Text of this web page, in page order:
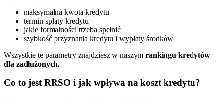
maksymalna kwota kredytu
termin spłaty kredytu
jakie formalności trzeba spełnić
szybkość przyznania kredytu i wypłaty środków
Wszystkie te parametry znajdziesz w naszym rankingu kredytów
dla zadłużonych.
Co to jest RRSO i jak wpływa na koszt kredytu?